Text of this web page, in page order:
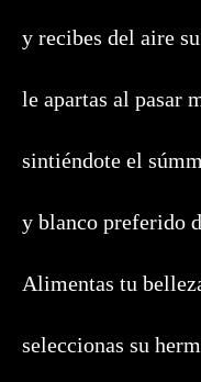
y recibes del aire
le apartas al pasar
sintiéndote el
y blanco preferido
Alimentas tu
seleccionas su